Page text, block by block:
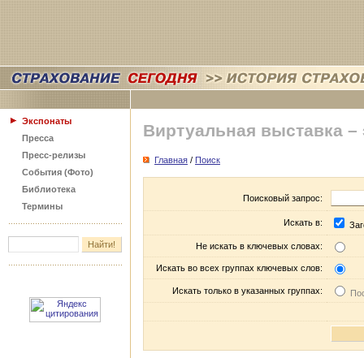
Экспонаты
Пресса
Пресс-релизы
События (Фото)
Библиотека
Термины
Виртуальная выставка –
Главная / Поиск
Поисковый запрос:
Искать в:
Не искать в ключевых словах:
Искать во всех группах ключевых слов:
Искать только в указанных группах: